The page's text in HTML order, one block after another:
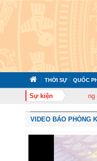
THỜI SỰ QUỐC
Sự kiện
bộ năm 2026 Trung đoàn
VIDEO BÁO PHÒNG